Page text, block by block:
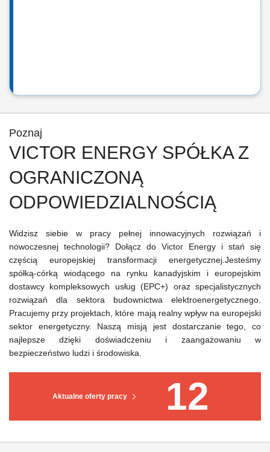
Poznaj
VICTOR ENERGY SPÓŁKA Z
OGRANICZONĄ
ODPOWIEDZIALNOŚCIĄ
Aktualne oferty pracy 12
Widzisz siebie w pracy pełnej innowacyjnych rozwiązań i
nowoczesnej technologii? Dołącz do Victor Energy i stań się
częścią europejskiej transformacji energetycznej.Jesteśmy
spółką-córką wiodącego na rynku kanadyjskim i europejskim
dostawcy kompleksowych usług (EPC+) oraz specjalistycznych
rozwiązań dla sektora budownictwa elektroenergetycznego.
Pracujemy przy projektach, które mają realny wpływ na europejski
sektor energetyczny. Naszą misją jest dostarczanie tego, co
najlepsze dzięki doświadczeniu i zaangażowaniu w
bezpieczeństwo ludzi i środowiska.